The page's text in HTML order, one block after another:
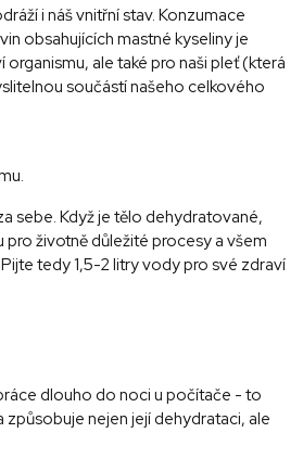
i náš vnitřní stav. Konzumace
obsahujících mastné kyseliny je
organismu, ale také pro naši pleť (která
součástí našeho celkového
sebe. Když je tělo dehydratované,
pro životně důležité procesy a všem
tedy 1,5-2 litry vody pro své zdraví
dlouho do noci u počítače - to
způsobuje nejen její dehydrataci, ale